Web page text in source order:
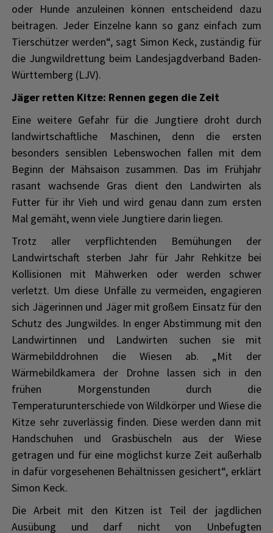
oder Hunde anzuleinen können entscheidend dazu
beitragen. Jeder Einzelne kann so ganz einfach zum
Tierschützer werden“, sagt Simon Keck, zuständig für
die Jungwildrettung beim Landesjagdverband Baden-
Württemberg (LJV).
Jäger retten Kitze: Rennen gegen die Zeit
Eine weitere Gefahr für die Jungtiere droht durch
landwirtschaftliche Maschinen, denn die ersten
besonders sensiblen Lebenswochen fallen mit dem
Beginn der Mähsaison zusammen. Das im Frühjahr
rasant wachsende Gras dient den Landwirten als
Futter für ihr Vieh und wird genau dann zum ersten
Mal gemäht, wenn viele Jungtiere darin liegen.
Trotz aller verpflichtenden Bemühungen der
Landwirtschaft sterben Jahr für Jahr Rehkitze bei
Kollisionen mit Mähwerken oder werden schwer
verletzt. Um diese Unfälle zu vermeiden, engagieren
sich Jägerinnen und Jäger mit großem Einsatz für den
Schutz des Jungwildes. In enger Abstimmung mit den
Landwirtinnen und Landwirten suchen sie mit
Wärmebilddrohnen die Wiesen ab. „Mit der
Wärmebildkamera der Drohne lassen sich in den
frühen Morgenstunden durch die
Temperaturunterschiede von Wildkörper und Wiese die
Kitze sehr zuverlässig finden. Diese werden dann mit
Handschuhen und Grasbüscheln aus der Wiese
getragen und für eine möglichst kurze Zeit außerhalb
in dafür vorgesehenen Behältnissen gesichert“, erklärt
Simon Keck.
Die Arbeit mit den Kitzen ist Teil der jagdlichen
Ausübung und darf nicht von Unbefugten